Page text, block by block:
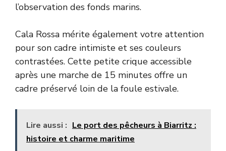
l’observation des fonds marins.
Cala Rossa mérite également votre attention
pour son cadre intimiste et ses couleurs
contrastées. Cette petite crique accessible
après une marche de 15 minutes offre un
cadre préservé loin de la foule estivale.
Lire aussi : Le port des pêcheurs à Biarritz :
histoire et charme maritime